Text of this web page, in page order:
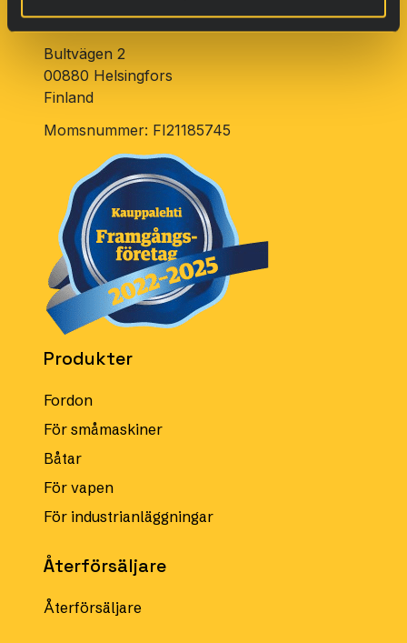
Oy RVS Technology Ltd.
Bultvägen 2
00880 Helsingfors
Finland
Momsnummer: FI21185745
Produkter
Fordon
För småmaskiner
Båtar
För vapen
För industrianläggningar
Återförsäljare
Återförsäljare